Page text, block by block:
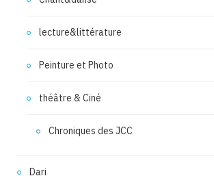
lecture&littérature
Peinture et Photo
théâtre & Ciné
Chroniques des JCC
Dari